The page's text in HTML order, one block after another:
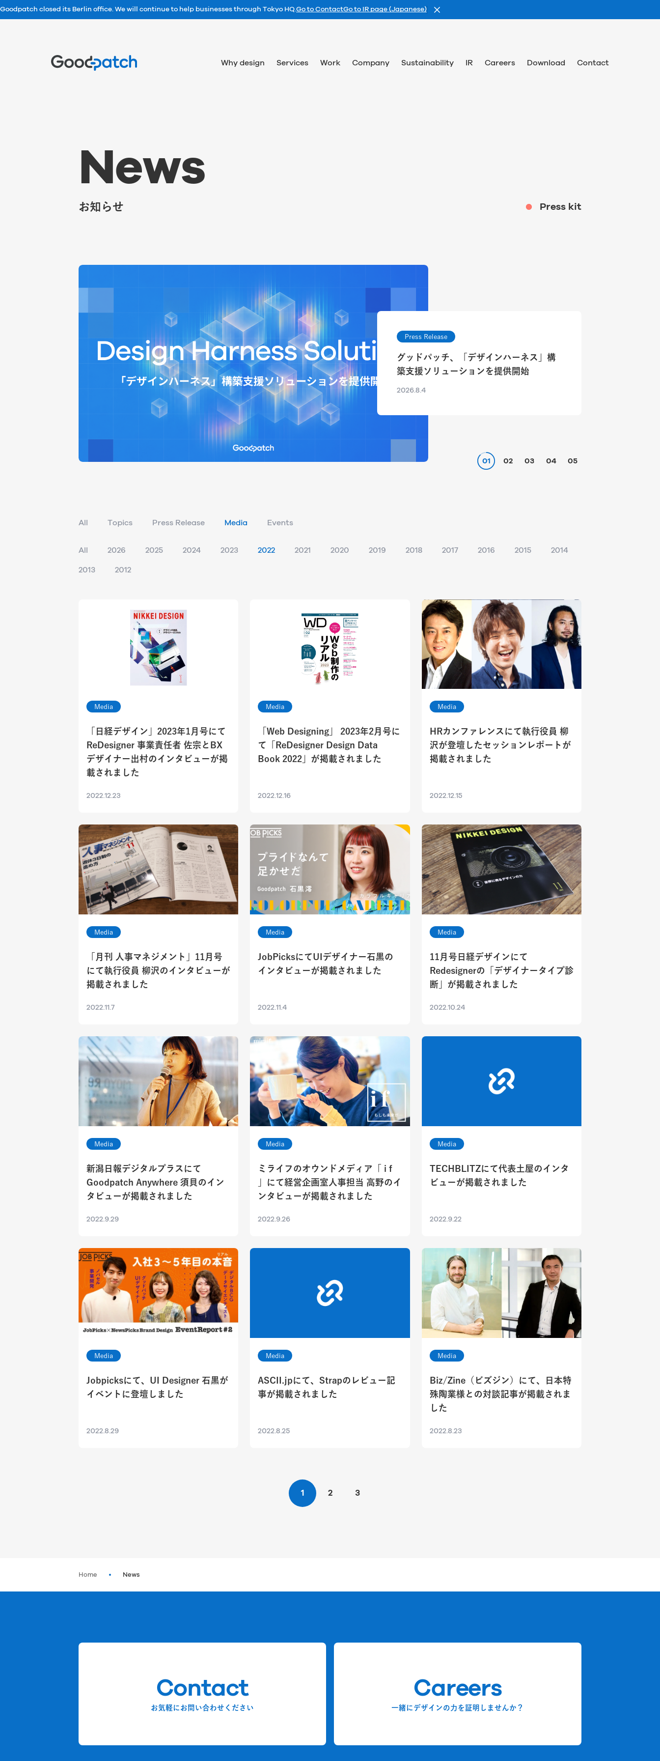
Goodpatch closed its Berlin office. We will continue to help businesses through Tokyo HQ.Go to ContactGo to IR page (Japanese)
Why design Services Work Company Sustainability IR Careers Download Contact
N ews
お知らせ Press kit
Press Release
グッドパッチ、「デザインハーネス」構
築支援ソリューションを提供開始
2026.8.4
Press Release
グッドパッチ、「AI駆動デザイン＆開発
ソリューション」を提供開始
2026.7.15
01 02 03 04 05
All Topics Press Release Media Events
All 2026 2025 2024 2023 2022 2021 2020 2019 2018 2017 2016 2015 2014
2013 2012
Media
「日経デザイン」2023年1月号にて
ReDesigner 事業責任者 佐宗とBX
デザイナー出村のインタビューが掲
載されました
2022.12.23
Media
「Web Designing」 2023年2月号に
て「ReDesigner Design Data
Book 2022」が掲載されました
2022.12.16
Media
HRカンファレンスにて執行役員 柳
沢が登壇したセッションレポートが
掲載されました
2022.12.15
Media
「月刊 人事マネジメント」11月号
にて執行役員 柳沢のインタビューが
掲載されました
2022.11.7
Media
JobPicksにてUIデザイナー石黒の
インタビューが掲載されました
2022.11.4
Media
11月号日経デザインにて
Redesignerの「デザイナータイプ診
断」が掲載されました
2022.10.24
Media
新潟日報デジタルプラスにて
Goodpatch Anywhere 須貝のイン
タビューが掲載されました
2022.9.29
Media
ミライフのオウンドメディア「 i f
」にて経営企画室人事担当 高野のイ
ンタビューが掲載されました
2022.9.26
Media
TECHBLITZにて代表土屋のインタ
ビューが掲載されました
2022.9.22
Media
Jobpicksにて、UI Designer 石黒が
イベントに登壇しました
2022.8.29
Media
ASCII.jpにて、Strapのレビュー記
事が掲載されました
2022.8.25
Media
Biz/Zine（ビズジン）にて、日本特
殊陶業様との対談記事が掲載されま
した
2022.8.23
1 2 3
Home News
Contact
お気軽にお問い合わせください
Careers
一緒にデザインの力を証明しませんか？